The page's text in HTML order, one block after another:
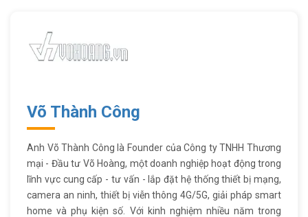
Võ Thành Công
Anh Võ Thành Công là Founder của Công ty TNHH Thương
mại - Đầu tư Võ Hoàng, một doanh nghiệp hoạt động trong
lĩnh vực cung cấp - tư vấn - lắp đặt hệ thống thiết bị mạng,
camera an ninh, thiết bị viễn thông 4G/5G, giải pháp smart
home và phụ kiện số. Với kinh nghiệm nhiều năm trong